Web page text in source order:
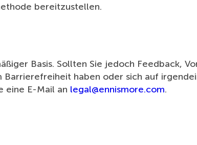
bereitzustellen.
Basis. Sollten Sie jedoch Feedback,
Barrierefreiheit haben oder sich auf
eine E-Mail an legal@ennismore.com.